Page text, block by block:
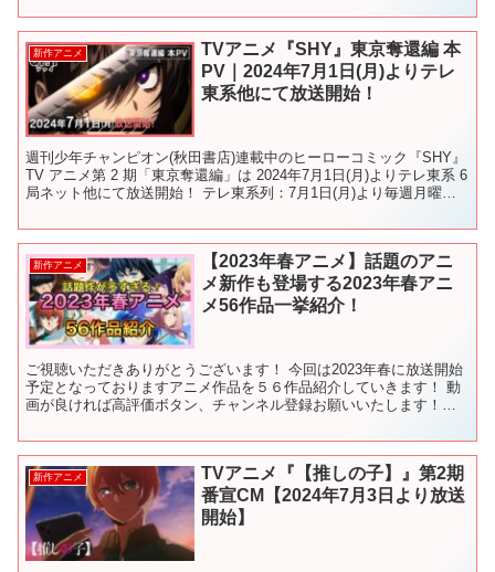
新作アニメ
TVアニメ『SHY』東京奪還編 本
PV｜2024年7月1日(月)よりテレ
東系他にて放送開始！
週刊少年チャンピオン(秋田書店)連載中のヒーローコミック『SHY』
TV アニメ第 2 期「東京奪還編」は 2024年7月1日(月)よりテレ東系 6
局ネット他にて放送開始！ テレ東系列：7月1日(月)より毎週月曜深
新作アニメ
【2023年春アニメ】話題のアニ
メ新作も登場する2023年春アニ
メ56作品一挙紹介！
ご視聴いただきありがとうございます！ 今回は2023年春に放送開始
予定となっておりますアニメ作品を５６作品紹介していきます！ 動
画が良ければ高評価ボタン、チャンネル登録お願いいたします！！
新作アニメ
TVアニメ『【推しの子】』第2期
番宣CM【2024年7月3日より放送
開始】